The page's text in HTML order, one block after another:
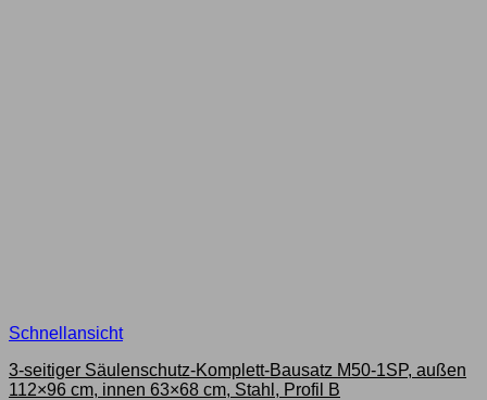
Schnellansicht
3-seitiger Säulenschutz-Komplett-Bausatz M50-1SP, außen
112×96 cm, innen 63×68 cm, Stahl, Profil B